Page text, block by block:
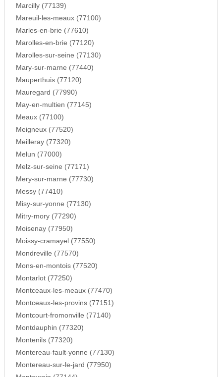
Marcilly (77139)
Mareuil-les-meaux (77100)
Marles-en-brie (77610)
Marolles-en-brie (77120)
Marolles-sur-seine (77130)
Mary-sur-marne (77440)
Mauperthuis (77120)
Mauregard (77990)
May-en-multien (77145)
Meaux (77100)
Meigneux (77520)
Meilleray (77320)
Melun (77000)
Melz-sur-seine (77171)
Mery-sur-marne (77730)
Messy (77410)
Misy-sur-yonne (77130)
Mitry-mory (77290)
Moisenay (77950)
Moissy-cramayel (77550)
Mondreville (77570)
Mons-en-montois (77520)
Montarlot (77250)
Montceaux-les-meaux (77470)
Montceaux-les-provins (77151)
Montcourt-fromonville (77140)
Montdauphin (77320)
Montenils (77320)
Montereau-fault-yonne (77130)
Montereau-sur-le-jard (77950)